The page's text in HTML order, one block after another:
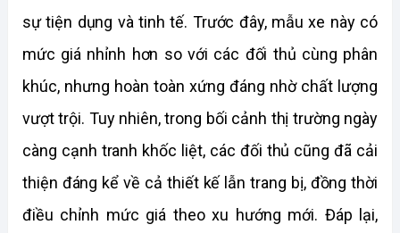
sự tiện dụng và tinh tế. Trước đây, mẫu xe này có
mức giá nhỉnh hơn so với các đối thủ cùng phân
khúc, nhưng hoàn toàn xứng đáng nhờ chất lượng
vượt trội. Tuy nhiên, trong bối cảnh thị trường ngày
càng cạnh tranh khốc liệt, các đối thủ cũng đã cải
thiện đáng kể về cả thiết kế lẫn trang bị, đồng thời
điều chỉnh mức giá theo xu hướng mới. Đáp lại,